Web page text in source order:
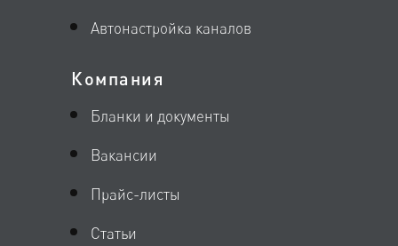
Автонастройка каналов
Компания
Бланки и документы
Вакансии
Прайс-листы
Статьи